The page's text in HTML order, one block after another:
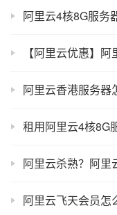
【阿里云优惠】
阿里云香港服务器
阿里云杀熟？阿里